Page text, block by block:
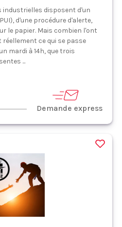
industrielles disposent d'un
d'une procédure d'alerte,
le papier. Mais combien l'ont
ce qui se passe
mardi à 14h, que trois
...
Demande express